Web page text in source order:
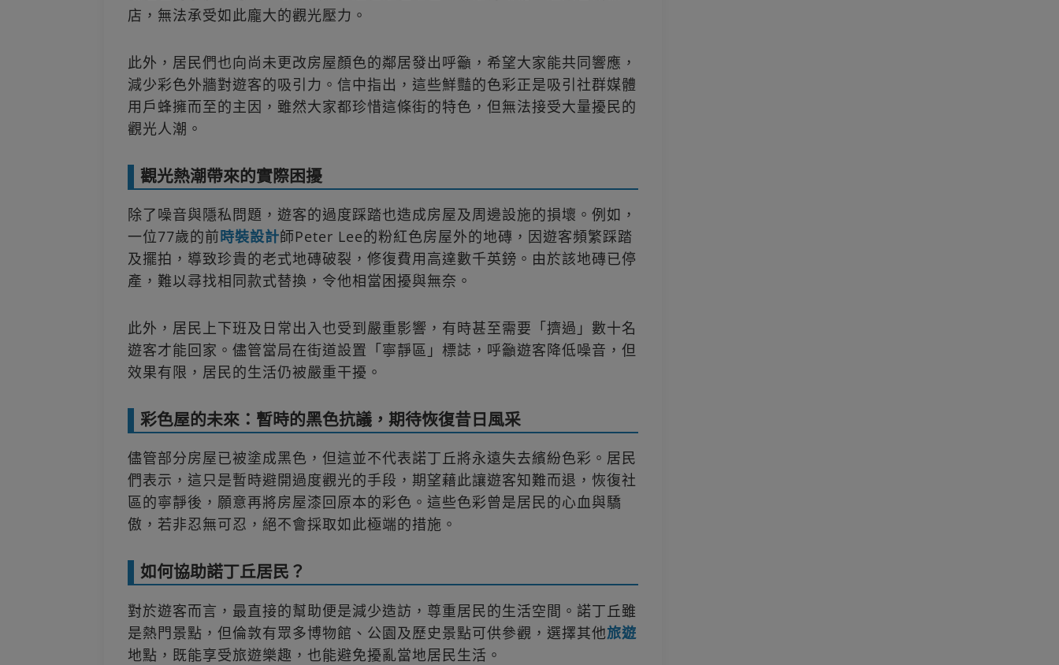
店，無法承受如此龐大的觀光壓力。
此外，居民們也向尚未更改房屋顏色的鄰居發出呼籲，希望大家能共同響應，
減少彩色外牆對遊客的吸引力。信中指出，這些鮮豔的色彩正是吸引社群媒體
用戶蜂擁而至的主因，雖然大家都珍惜這條街的特色，但無法接受大量擾民的
觀光人潮。
觀光熱潮帶來的實際困擾
除了噪音與隱私問題，遊客的過度踩踏也造成房屋及周邊設施的損壞。例如，
一位77歲的前時裝設計師Peter Lee的粉紅色房屋外的地磚，因遊客頻繁踩踏
及擺拍，導致珍貴的老式地磚破裂，修復費用高達數千英鎊。由於該地磚已停
產，難以尋找相同款式替換，令他相當困擾與無奈。
此外，居民上下班及日常出入也受到嚴重影響，有時甚至需要「擠過」數十名
遊客才能回家。儘管當局在街道設置「寧靜區」標誌，呼籲遊客降低噪音，但
效果有限，居民的生活仍被嚴重干擾。
彩色屋的未來：暫時的黑色抗議，期待恢復昔日風采
儘管部分房屋已被塗成黑色，但這並不代表諾丁丘將永遠失去繽紛色彩。居民
們表示，這只是暫時避開過度觀光的手段，期望藉此讓遊客知難而退，恢復社
區的寧靜後，願意再將房屋漆回原本的彩色。這些色彩曾是居民的心血與驕
傲，若非忍無可忍，絕不會採取如此極端的措施。
如何協助諾丁丘居民？
對於遊客而言，最直接的幫助便是減少造訪，尊重居民的生活空間。諾丁丘雖
是熱門景點，但倫敦有眾多博物館、公園及歷史景點可供參觀，選擇其他旅遊
地點，既能享受旅遊樂趣，也能避免擾亂當地居民生活。